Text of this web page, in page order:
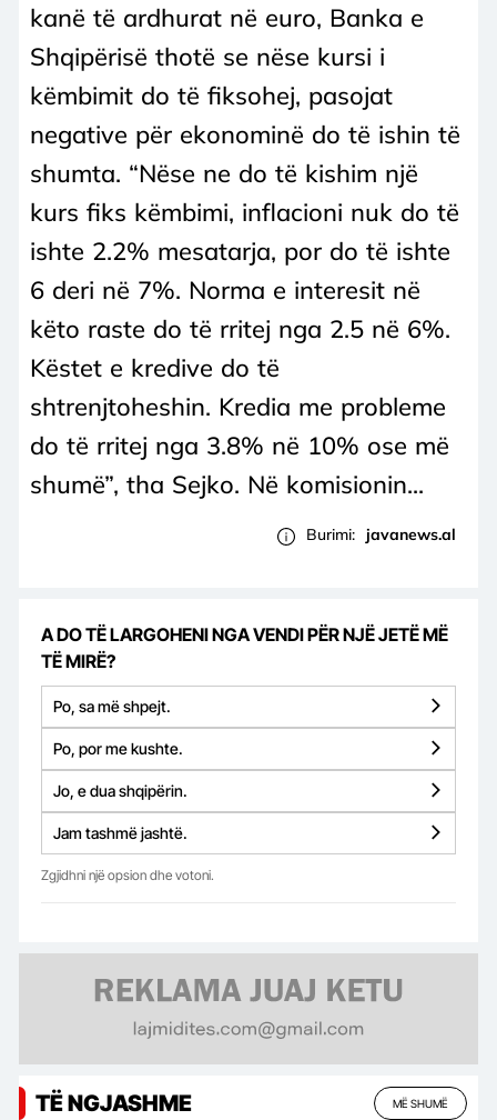
kanë të ardhurat në euro, Banka e
Shqipërisë thotë se nëse kursi i
këmbimit do të fiksohej, pasojat
negative për ekonominë do të ishin të
shumta. “Nëse ne do të kishim një
kurs fiks këmbimi, inflacioni nuk do të
ishte 2.2% mesatarja, por do të ishte
6 deri në 7%. Norma e interesit në
këto raste do të rritej nga 2.5 në 6%.
Këstet e kredive do të
shtrenjtoheshin. Kredia me probleme
do të rritej nga 3.8% në 10% ose më
shumë”, tha Sejko. Në komisionin...
Burimi: javanews.al
A DO TË LARGOHENI NGA VENDI PËR NJË JETË MË
TË MIRË?
Po, sa më shpejt.
Po, por me kushte.
Jo, e dua shqipërin.
Jam tashmë jashtë.
Zgjidhni një opsion dhe votoni.
TË NGJASHME MË SHUMË